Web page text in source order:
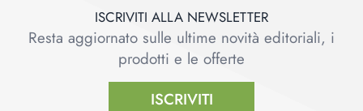
ISCRIVITI ALLA NEWSLETTER
Resta aggiornato sulle ultime novità editoriali, i
prodotti e le offerte
ISCRIVITI